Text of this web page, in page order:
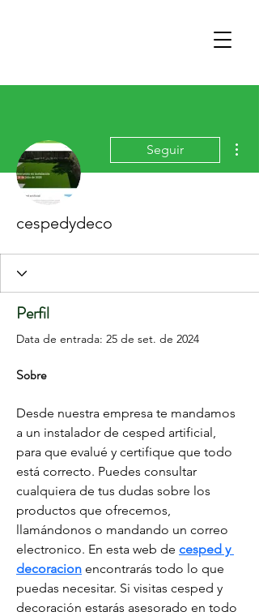
Seguir
cespedydeco
Perfil
Data de entrada: 25 de set. de 2024
Sobre
Desde nuestra empresa te mandamos
a un instalador de cesped artificial,
para que evalué y certifique que todo
está correcto. Puedes consultar
cualquiera de tus dudas sobre los
productos que ofrecemos,
llamándonos o mandando un correo
electronico. En esta web de cesped y
decoracion encontrarás todo lo que
puedas necesitar. Si visitas cesped y
decoración estarás asesorado en todo